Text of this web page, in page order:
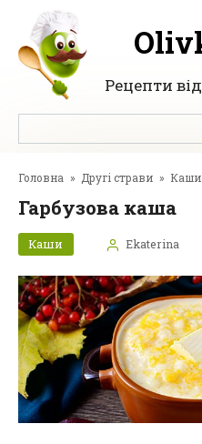
Перейти
вмісту
Рецепти
Головна » Другі страви » Каши
Гарбузова каша
Каши Ekaterina